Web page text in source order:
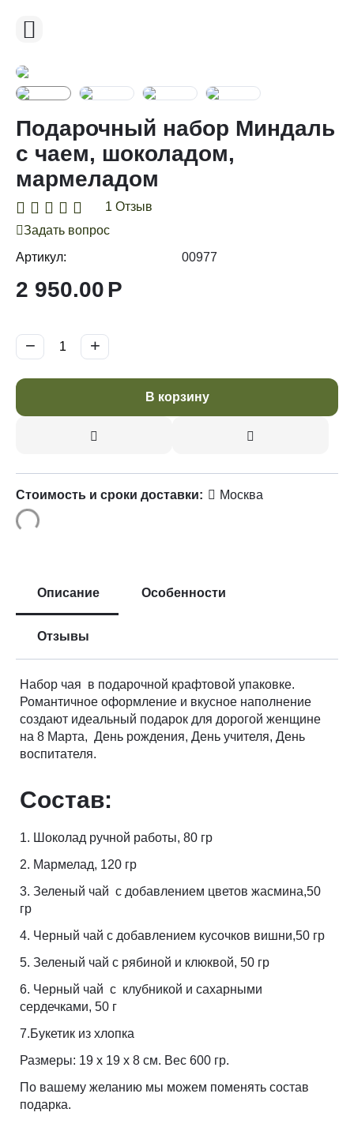
Подарочный набор Миндаль
с чаем, шоколадом,
мармеладом
1 Отзыв
Задать вопрос
Артикул:
00977
2 950.00Р
+
−
В корзину
Стоимость и сроки доставки: Москва
Описание Особенности
Отзывы
Набор чая в подарочной крафтовой упаковке.
Романтичное оформление и вкусное наполнение
создают идеальный подарок для дорогой женщине
на 8 Марта, День рождения, День учителя, День
воспитателя.
Состав:
1. Шоколад ручной работы, 80 гр
2. Мармелад, 120 гр
3. Зеленый чай с добавлением цветов жасмина,50
гр
4. Черный чай с добавлением кусочков вишни,50 гр
5. Зеленый чай с рябиной и клюквой, 50 гр
6. Черный чай с клубникой и сахарными
сердечками, 50 г
7.Букетик из хлопка
Размеры: 19 х 19 х 8 см. Вес 600 гр.
По вашему желанию мы можем поменять состав
подарка.